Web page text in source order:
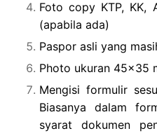
Foto copy KTP, KK,
(apabila ada)
Paspor asli yang
Photo ukuran 45×35
Mengisi formulir
Biasanya dalam
syarat dokumen